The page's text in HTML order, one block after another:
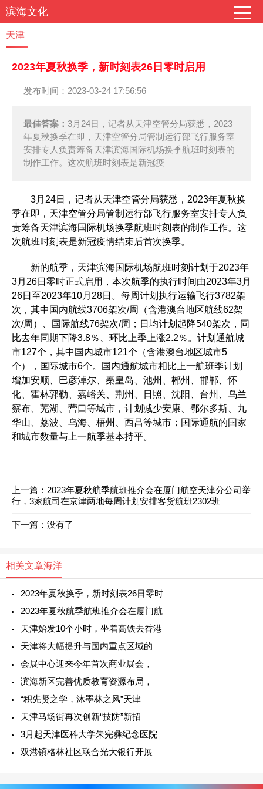
滨海文化
天津
2023年夏秋换季，新时刻表26日零时启用
发布时间：2023-03-24 17:56:56
最佳答案： 3月24日，记者从天津空管分局获悉，2023
年夏秋换季在即，天津空管分局管制运行部飞行服务室
安排专人负责筹备天津滨海国际机场换季航班时刻表的
制作工作。这次航班时刻表是新冠疫
3月24日，记者从天津空管分局获悉，2023年夏秋换
季在即，天津空管分局管制运行部飞行服务室安排专人负
责筹备天津滨海国际机场换季航班时刻表的制作工作。这
次航班时刻表是新冠疫情结束后首次换季。
新的航季，天津滨海国际机场航班时刻计划于2023年
3月26日零时正式启用，本次航季的执行时间由2023年3月
26日至2023年10月28日。每周计划执行运输飞行3782架
次，其中国内航线3706架次/周（含港澳台地区航线62架
次/周）、国际航线76架次/周；日均计划起降540架次，同
比去年同期下降3.8％、环比上季上涨2.2％。计划通航城
市127个，其中国内城市121个（含港澳台地区城市5
个），国际城市6个。国内通航城市相比上一航班季计划
增加安顺、巴彦淖尔、秦皇岛、池州、郴州、邯郸、怀
化、霍林郭勒、嘉峪关、荆州、日照、沈阳、台州、乌兰
察布、芜湖、营口等城市，计划减少安康、鄂尔多斯、九
华山、荔波、乌海、梧州、西昌等城市；国际通航的国家
和城市数量与上一航季基本持平。
上一篇： 2023年夏秋航季航班推介会在厦门航空天津分公司举
行，3家航司在京津两地每周计划安排客货航班2302班
下一篇：没有了
相关文章海洋
2023年夏秋换季，新时刻表26日零时
2023年夏秋航季航班推介会在厦门航
天津始发10个小时，坐着高铁去香港
天津将大幅提升与国内重点区域的
会展中心迎来今年首次商业展会，
滨海新区完善优质教育资源布局，
“积先贤之学，沐墨林之风”天津
天津马场街再次创新“技防”新招
3月起天津医科大学朱宪彝纪念医院
双港镇格林社区联合光大银行开展